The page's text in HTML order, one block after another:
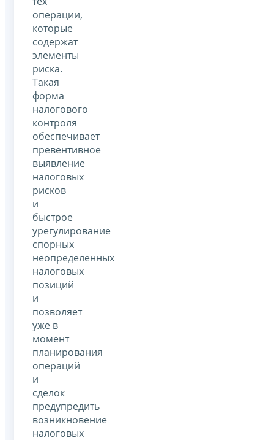
операции,
которые
содержат
элементы
риска.
Такая
форма
налогового
контроля
обеспечивает
превентивное
выявление
налоговых
рисков
и
быстрое
урегулирование
спорных
неопределенных
налоговых
позиций
и
позволяет
уже в
момент
планирования
операций
и
сделок
предупредить
возникновение
налоговых